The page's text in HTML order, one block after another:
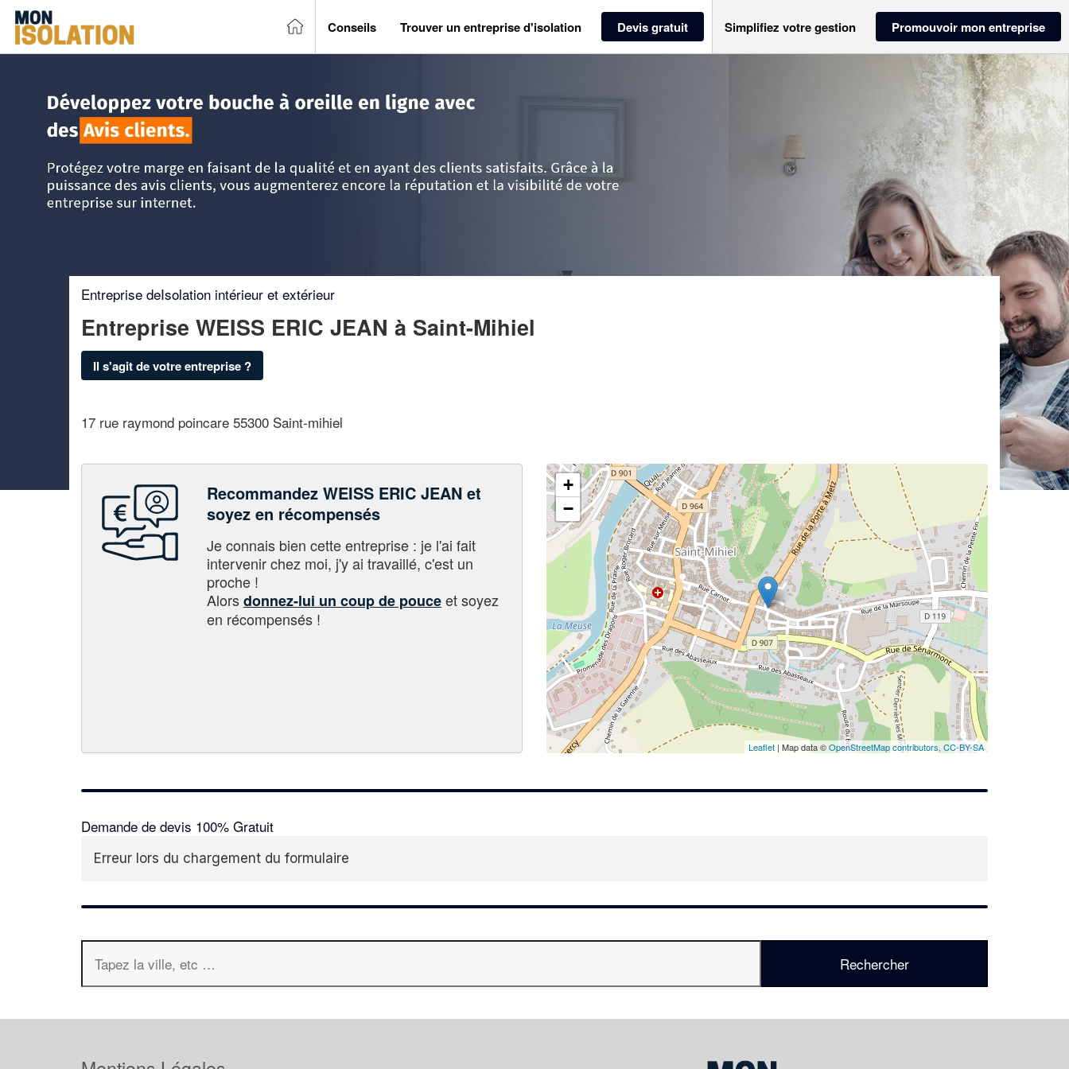
Conseils Trouver un entreprise d'isolation Devis gratuit Simplifiez votre gestion Promouvoir mon entreprise
Entreprise deIsolation intérieur et extérieur
Entreprise WEISS ERIC JEAN à Saint-Mihiel
Il s'agit de votre entreprise ?
17 rue raymond poincare 55300 Saint-mihiel
Recommandez WEISS ERIC JEAN et
soyez en récompensés
Je connais bien cette entreprise : je l'ai fait
intervenir chez moi, j'y ai travaillé, c'est un
proche !
Alorsdonnez-lui un coup de pouceet soyez
en récompensés !
+
−
Leaflet | Map data ©OpenStreetMap contributors, CC-BY-SA
Demande de devis 100% Gratuit
Erreur lors du chargement du formulaire
✕
Vous êtes un
professionnel ?
Augmentez votrechiffre d'affaires
vosmargestout en gagnant de
nouveaux clients
!
En savoir plus